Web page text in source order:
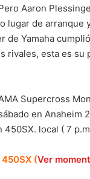
Aaron
lugar de arranque
de Yamaha
rivales, esta es su
Supercross
en Anaheim
local ( 7
(Ver